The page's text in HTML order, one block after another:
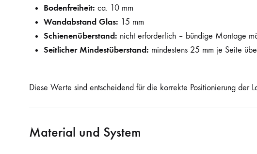
Bodenfreiheit: ca. 10 mm
Wandabstand Glas: 15 mm
Schienenüberstand: nicht erforderlich – bündige Montage
Seitlicher Mindestüberstand: mindestens 25 mm je Seite
Diese Werte sind entscheidend für die korrekte Positionierung der
Material und System